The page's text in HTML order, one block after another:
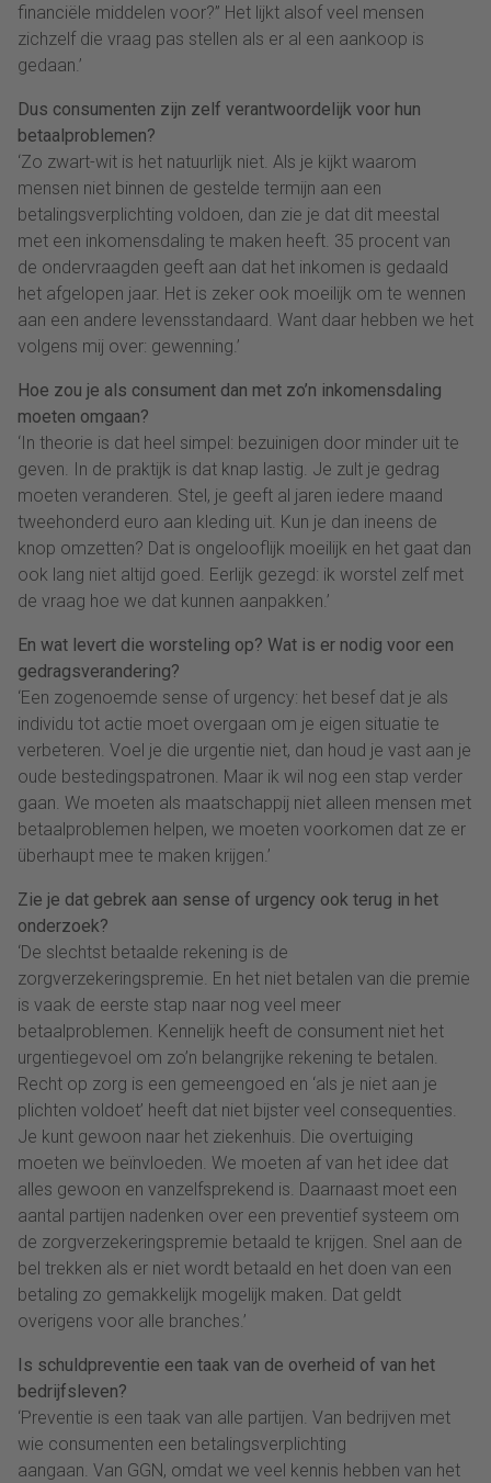
financiële middelen voor?” Het lijkt alsof veel mensen
zichzelf die vraag pas stellen als er al een aankoop is
gedaan.’
Dus consumenten zijn zelf verantwoordelijk voor hun
betaalproblemen?
‘Zo zwart-wit is het natuurlijk niet. Als je kijkt waarom
mensen niet binnen de gestelde termijn aan een
betalingsverplichting voldoen, dan zie je dat dit meestal
met een inkomensdaling te maken heeft. 35 procent van
de ondervraagden geeft aan dat het inkomen is gedaald
het afgelopen jaar. Het is zeker ook moeilijk om te wennen
aan een andere levensstandaard. Want daar hebben we het
volgens mij over: gewenning.’
Hoe zou je als consument dan met zo’n inkomensdaling
moeten omgaan?
‘In theorie is dat heel simpel: bezuinigen door minder uit te
geven. In de praktijk is dat knap lastig. Je zult je gedrag
moeten veranderen. Stel, je geeft al jaren iedere maand
tweehonderd euro aan kleding uit. Kun je dan ineens de
knop omzetten? Dat is ongelooflijk moeilijk en het gaat dan
ook lang niet altijd goed. Eerlijk gezegd: ik worstel zelf met
de vraag hoe we dat kunnen aanpakken.’
En wat levert die worsteling op? Wat is er nodig voor een
gedragsverandering?
‘Een zogenoemde sense of urgency: het besef dat je als
individu tot actie moet overgaan om je eigen situatie te
verbeteren. Voel je die urgentie niet, dan houd je vast aan je
oude bestedingspatronen. Maar ik wil nog een stap verder
gaan. We moeten als maatschappij niet alleen mensen met
betaalproblemen helpen, we moeten voorkomen dat ze er
überhaupt mee te maken krijgen.’
Zie je dat gebrek aan sense of urgency ook terug in het
onderzoek?
‘De slechtst betaalde rekening is de
zorgverzekeringspremie. En het niet betalen van die premie
is vaak de eerste stap naar nog veel meer
betaalproblemen. Kennelijk heeft de consument niet het
urgentiegevoel om zo’n belangrijke rekening te betalen.
Recht op zorg is een gemeengoed en ‘als je niet aan je
plichten voldoet’ heeft dat niet bijster veel consequenties.
Je kunt gewoon naar het ziekenhuis. Die overtuiging
moeten we beïnvloeden. We moeten af van het idee dat
alles gewoon en vanzelfsprekend is. Daarnaast moet een
aantal partijen nadenken over een preventief systeem om
de zorgverzekeringspremie betaald te krijgen. Snel aan de
bel trekken als er niet wordt betaald en het doen van een
betaling zo gemakkelijk mogelijk maken. Dat geldt
overigens voor alle branches.’
Is schuldpreventie een taak van de overheid of van het
bedrijfsleven?
‘Preventie is een taak van alle partijen. Van bedrijven met
wie consumenten een betalingsverplichting
aangaan. Van GGN, omdat we veel kennis hebben van het